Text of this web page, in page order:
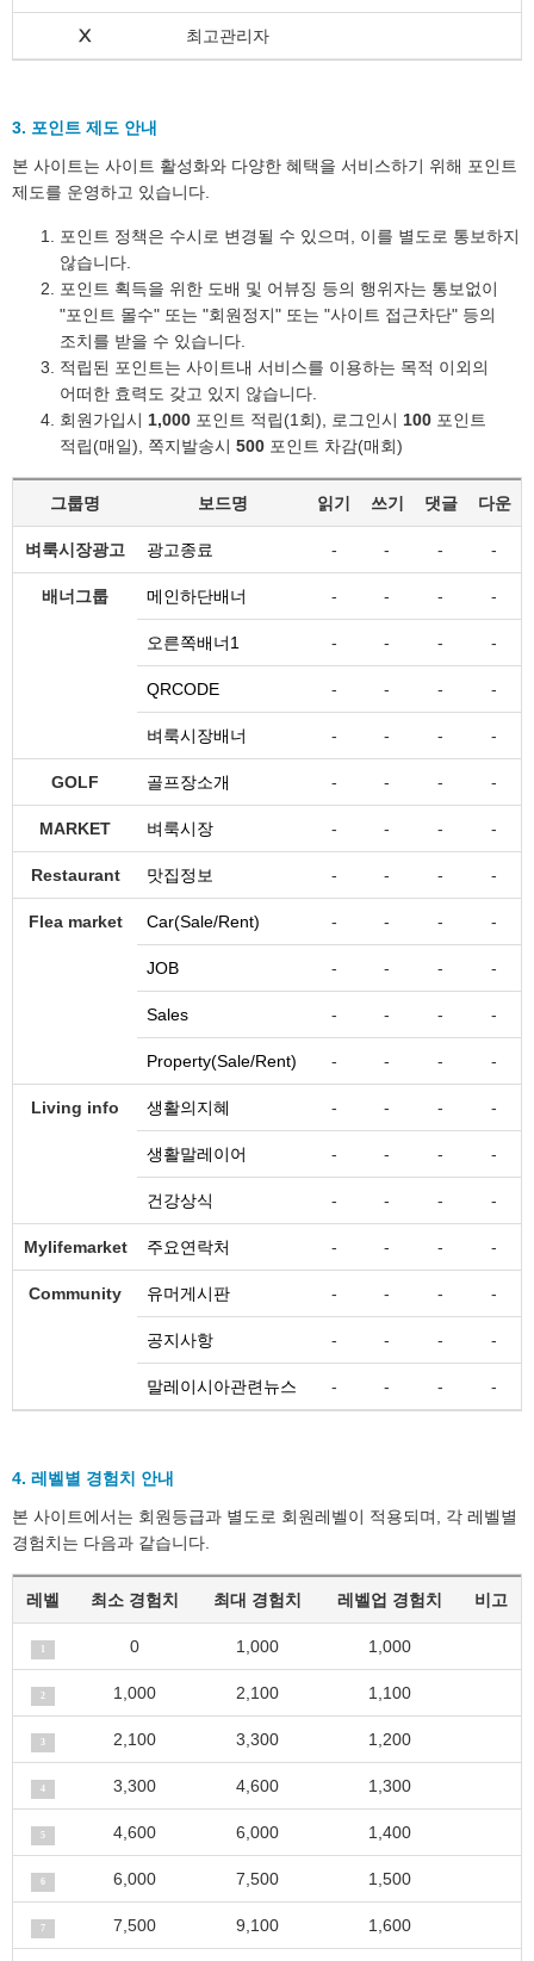
Ⅹ 최고관리자
3. 포인트 제도 안내
본 사이트는 사이트 활성화와 다양한 혜택을 서비스하기 위해 포인트
제도를 운영하고 있습니다.
포인트 정책은 수시로 변경될 수 있으며, 이를 별도로 통보하지
않습니다.
포인트 획득을 위한 도배 및 어뷰징 등의 행위자는 통보없이
"포인트 몰수" 또는 "회원정지" 또는 "사이트 접근차단" 등의
조치를 받을 수 있습니다.
적립된 포인트는 사이트내 서비스를 이용하는 목적 이외의
어떠한 효력도 갖고 있지 않습니다.
회원가입시 1,000 포인트 적립(1회), 로그인시 100 포인트
적립(매일), 쪽지발송시 500 포인트 차감(매회)
그룹명 보드명 읽기 쓰기 댓글 다운
벼룩시장광고 광고종료 - - - -
배너그룹 메인하단배너 - - - -
오른쪽배너1 - - - -
QRCODE - - - -
벼룩시장배너 - - - -
GOLF 골프장소개 - - - -
MARKET 벼룩시장 - - - -
Restaurant 맛집정보 - - - -
Flea market Car(Sale/Rent) - - - -
JOB - - - -
Sales - - - -
Property(Sale/Rent) - - - -
Living info 생활의지혜 - - - -
생활말레이어 - - - -
건강상식 - - - -
Mylifemarket 주요연락처 - - - -
Community 유머게시판 - - - -
공지사항 - - - -
말레이시아관련뉴스 - - - -
4. 레벨별 경험치 안내
본 사이트에서는 회원등급과 별도로 회원레벨이 적용되며, 각 레벨별
경험치는 다음과 같습니다.
레벨 최소 경험치 최대 경험치 레벨업 경험치 비고
0 1,000 1,000
2 1,000 2,100 1,100
3 2,100 3,300 1,200
4 3,300 4,600 1,300
5 4,600 6,000 1,400
6 6,000 7,500 1,500
7 7,500 9,100 1,600